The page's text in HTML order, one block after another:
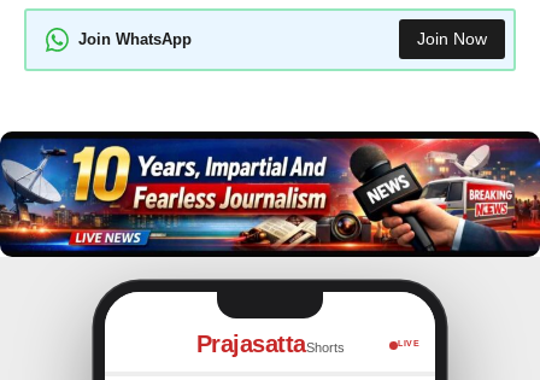
Join WhatsApp Join Now
PrajasattaShorts LIVE